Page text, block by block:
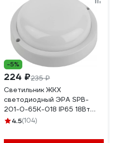
-5%
224 ₽235 ₽
Светильник ЖКХ
светодиодный ЭРА SPB-
201-0-65K-018 IP65 18Вт
6500К D185 круглый
4.5(104)